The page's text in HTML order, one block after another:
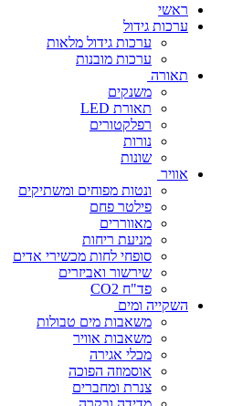
ראשי
ערכות גידול
ערכות גידול מלאות
ערכות מובנות
תאורה
משנקים
תאורת LED
רפלקטורים
נורות
שונות
אוויר
ונטות מפוחים ומשתיקים
פילטר פחם
מאווררים
מניעת ריחות
סופחי לחות מכשירי אדים
שירשור ואביזרים
פד"ח CO2
השקייה ומים
משאבות מים טבולות
משאבות אוויר
מכלי אגירה
אוסמוזה הפוכה
צנרת ומחברים